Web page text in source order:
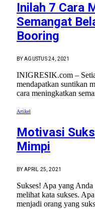
Inilah 7 Cara
Semangat
Booring
BY AGUSTUS 24, 2021
INIGRESIK.com –
mendapatkan suntikan
cara meningkatkan
Artikel
Motivasi
Mimpi
BY APRIL 25, 2021
Sukses! Apa yang
melihat kata sukses.
menjadi orang yang